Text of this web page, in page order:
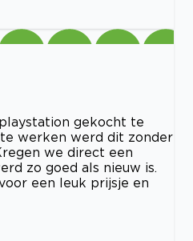
gekocht te
werken werd dit zonder
we direct een
zo goed als nieuw is.
een leuk prijsje en